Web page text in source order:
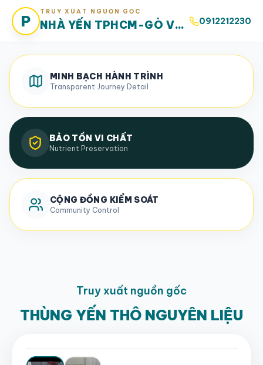
P
TRUY XUẤT NGUỒN GỐC
NHÀ YẾN TPHCM-GÒ VẤP-01 0912212230
MINH BẠCH HÀNH TRÌNH
Transparent Journey Detail
BẢO TỒN VI CHẤT
Nutrient Preservation
CỘNG ĐỒNG KIỂM SOÁT
Community Control
Truy xuất nguồn gốc
THÙNG YẾN THÔ NGUYÊN LIỆU